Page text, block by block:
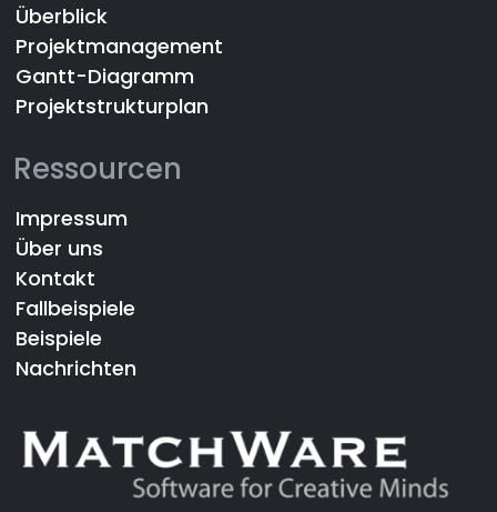
Überblick
Projektmanagement
Gantt-Diagramm
Projektstrukturplan
Ressourcen
Impressum
Über uns
Kontakt
Fallbeispiele
Beispiele
Nachrichten